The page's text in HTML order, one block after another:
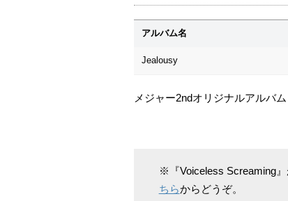
アルバム名
Jealousy
メジャー2ndオリジナルアルバ
※『Voiceless Screaming
ちらからどうぞ。